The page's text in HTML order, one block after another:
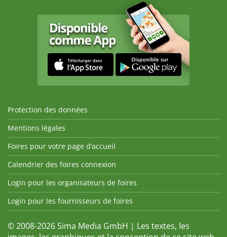
Protection des données
Mentions légales
Foires pour votre page d’accueil
Calendrier des foires connexion
Login pour les organisateurs de foires
Login pour les fournisseurs de foires
© 2008-2026 Sima Media GmbH | Les textes, les